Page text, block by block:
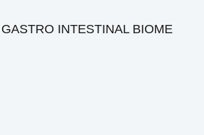
INTESTINAL BIOME